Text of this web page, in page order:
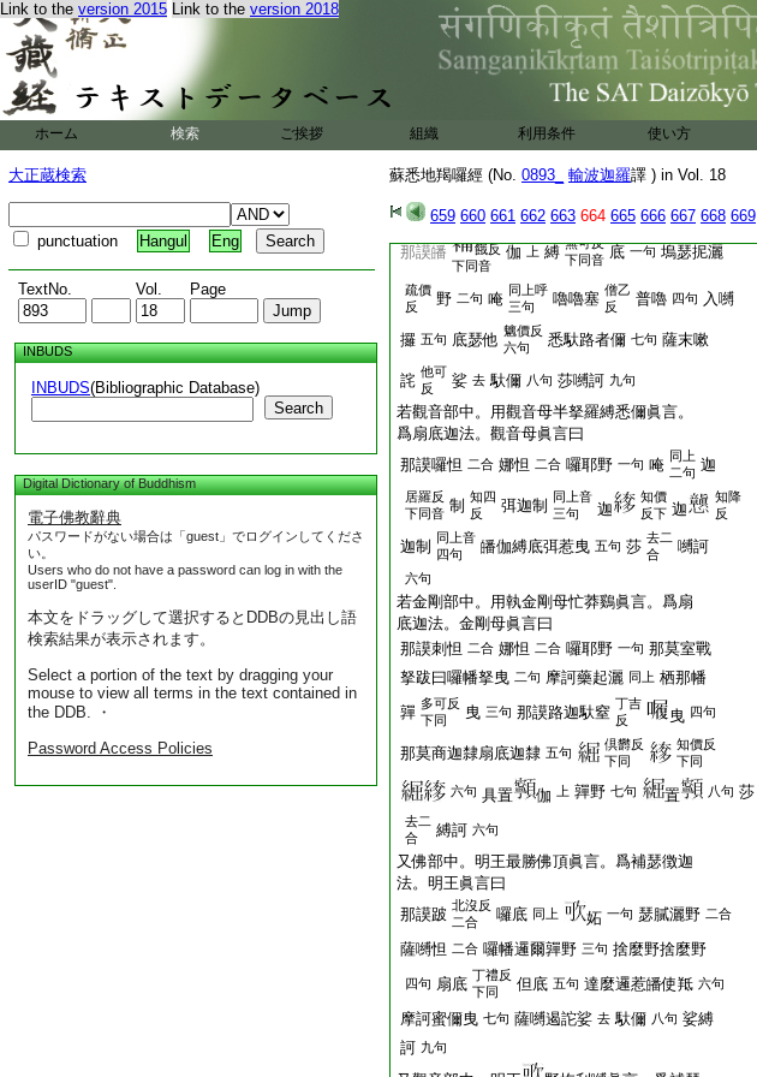
Link to the version 2015 Link to the version 2018
ホーム 検索 ご挨拶 組織 利用条件 使い方
大正蔵検索
punctuation Hangul Eng
TextNo. Vol. Page
INBUDS
INBUDS(Bibliographic Database)
Search
Digital Dictionary of Buddhism
電子佛教辭典
パスワードがない場合は「guest」でログインしてくださ
い。
Users who do not have a password can log in with the
userID "guest".
本文をドラッグして選択するとDDBの見出し語
検索結果が表示されます。
Select a portion of the text by dragging your
mouse to view all terms in the text contained in
the DDB. ・
Password Access Policies
蘇悉地羯囉經 (No. 0893_ 輸波迦羅譯 ) in Vol. 18
659 660 661 662 663 664 665 666 667 668 669
上中下法。此經通攝三部所作漫荼羅法。佛
部眞言扇底迦法。觀音部眞言補瑟徴迦法。
金剛部眞言阿毘遮嚕迦法。從腋至頂爲上。
從臍至腋爲中。從足至臍爲下。於眞言中。當
應分別三種成就。於斯三部。各分爲三。善須
了解。三部中眞言。明王眞言是上成就。諸餘
使者制吒制徴等。是下成就。扇底迦法。補瑟
徴迦法。阿毘遮嚕迦法。於三部中。各各皆有
爲扇底迦法。佛母眞言曰
那謨皤
餓反
下同音
伽 上 縛 無可反
下同音 底 一句 塢瑟抳灑
疏價
反
野 二句 唵 同上呼
三句
嚕嚕塞 僧乙
反
普嚕 四句 入嚩
攞 五句 底瑟他 魑價反
六句
悉馱路者儞 七句 薩末嗽
詫 他可
反
娑 去 馱儞 八句 莎嚩訶 九句
若觀音部中。用觀音母半拏羅縛悉儞眞言。
爲扇底迦法。觀音母眞言曰
那謨囉怛 二合 娜怛 二合 囉耶野 一句 唵 同上
二句 迦
居羅反
下同音 制 知四
反
弭迦制
同上音
三句
迦
知價
反下 迦
知降
反
迦制
同上音
四句
皤伽縛底弭惹曳 五句 莎 去二
合
嚩訶
六句
若金剛部中。用執金剛母忙莽鷄眞言。爲扇
底迦法。金剛母眞言曰
那謨刺怛 二合 娜怛 二合 囉耶野 一句 那莫室戰
拏跋曰囉幡拏曳 二句 摩訶藥起灑 同上 栖那幡
嚲 多可反
下同
曳 三句 那謨路迦馱窒 丁吉
反
曳 四句
那莫商迦隸扇底迦隸 五句
倶欝反
下同
知價反
下同
六句 具置 伽 上 嚲野 七句 置 八句 莎
去二
合
縛訶 六句
又佛部中。明王最勝佛頂眞言。爲補瑟徴迦
法。明王眞言曰
那謨跛 北沒反
二合
囉底 同上 妬 一句 瑟膩灑野 二合
薩嚩怛 二合 囉幡邏爾嚲野 三句 捨麼野捨麼野
四句 扇底 丁禮反
下同
但底 五句 達麼邏惹皤使羝 六句
摩訶蜜儞曳 七句 薩嚩遏詑娑 去 馱儞 八句 娑縛
訶 九句